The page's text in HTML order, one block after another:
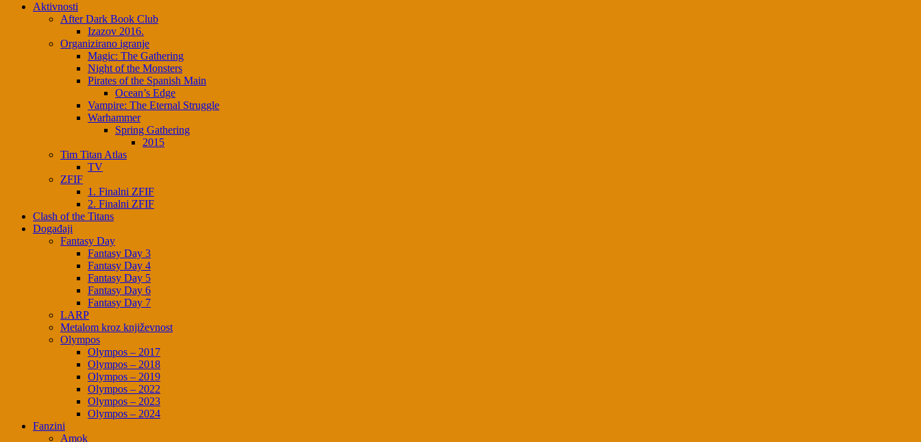
Aktivnosti
After Dark Book Club
Izazov 2016.
Organizirano igranje
Magic: The Gathering
Night of the Monsters
Pirates of the Spanish Main
Ocean’s Edge
Vampire: The Eternal Struggle
Warhammer
Spring Gathering
2015
Tim Titan Atlas
TV
ZFIF
1. Finalni ZFIF
2. Finalni ZFIF
Clash of the Titans
Događaji
Fantasy Day
Fantasy Day 3
Fantasy Day 4
Fantasy Day 5
Fantasy Day 6
Fantasy Day 7
LARP
Metalom kroz književnost
Olympos
Olympos – 2017
Olympos – 2018
Olympos – 2019
Olympos – 2022
Olympos – 2023
Olympos – 2024
Fanzini
Amok